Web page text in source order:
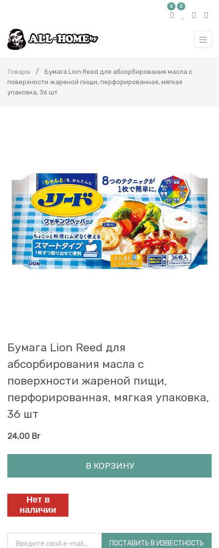
0 0
Товары
Бумага Lion Reed для абсорбирования масла с
поверхности жареной пищи, перфорированная, мягкая
упаковка, 36 шт
Бумага Lion Reed для
абсорбирования масла с
поверхности жареной пищи,
перфорированная, мягкая упаковка,
36 шт
24,00 Br
В КОРЗИНУ
Нет в
наличии
ПОСТАВИТЬ В ИЗВЕСТНОСТЬ